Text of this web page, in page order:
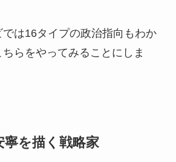
では16タイプの政治指向もわか
らをやってみることにしま
を描く戦略家